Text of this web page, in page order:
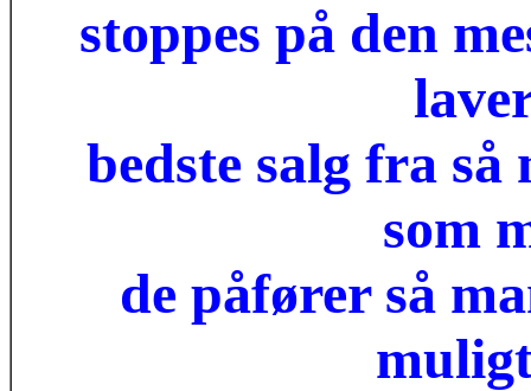
stoppes på den
bedste salg fra så
som
de påfører så